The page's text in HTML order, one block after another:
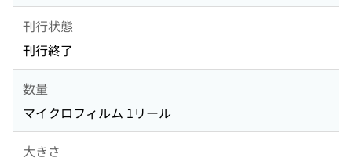
刊行状態
刊行終了
数量
マイクロフィルム 1リール
大きさ